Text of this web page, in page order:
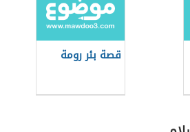
قصة بئر رومة